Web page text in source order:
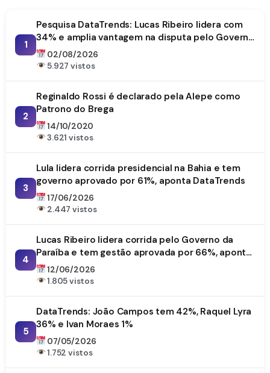
1
Pesquisa DataTrends: Lucas Ribeiro lidera com
34% e amplia vantagem na disputa pelo Governo
da Paraíba
02/08/2026
5.927 vistos
2
Reginaldo Rossi é declarado pela Alepe como
Patrono do Brega
14/10/2020
3.621 vistos
3
Lula lidera corrida presidencial na Bahia e tem
governo aprovado por 61%, aponta DataTrends
17/06/2026
2.447 vistos
4
Lucas Ribeiro lidera corrida pelo Governo da
Paraíba e tem gestão aprovada por 66%, aponta
DataTrends
12/06/2026
1.805 vistos
5
DataTrends: João Campos tem 42%, Raquel Lyra
36% e Ivan Moraes 1%
07/05/2026
1.752 vistos